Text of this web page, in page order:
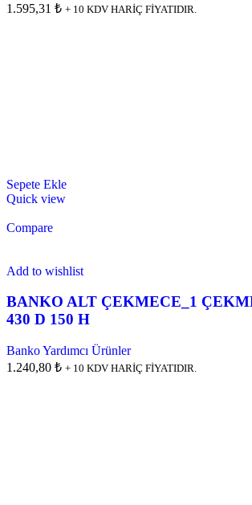
1.595,31 ₺ + 10 KDV HARİÇ FİYATIDIR.
Sepete Ekle
Quick view
Compare
Add to wishlist
BANKO ALT ÇEKMECE_1
430 D 150 H
Banko Yardımcı Ürünler
1.240,80 ₺ + 10 KDV HARİÇ FİYATIDIR.